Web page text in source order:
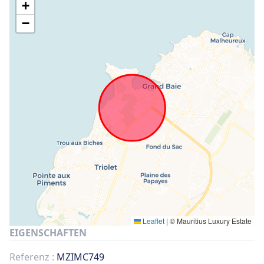
+
−
Leaflet | © Mauritius Luxury Estate
EIGENSCHAFTEN
Referenz : MZIMC749